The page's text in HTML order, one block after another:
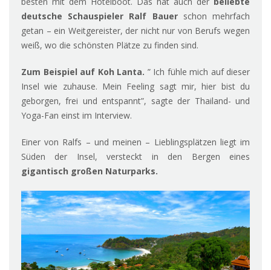
deutsche Schauspieler Ralf Bauerschon mehrfach
getan – ein Weitgereister, der nicht nur von Berufs wegen
weiß, wo die schönsten Plätze zu finden sind.
Zum Beispiel auf Koh Lanta. ” Ich fühle mich auf dieser
Insel wie zuhause. Mein Feeling sagt mir, hier bist du
geborgen, frei und entspannt”, sagte der Thailand- und
Yoga-Fan einst im Interview.
Einer von Ralfs – und meinen – Lieblingsplätzen liegt im
Süden der Insel, versteckt in den Bergen eines
gigantisch großen Naturparks.